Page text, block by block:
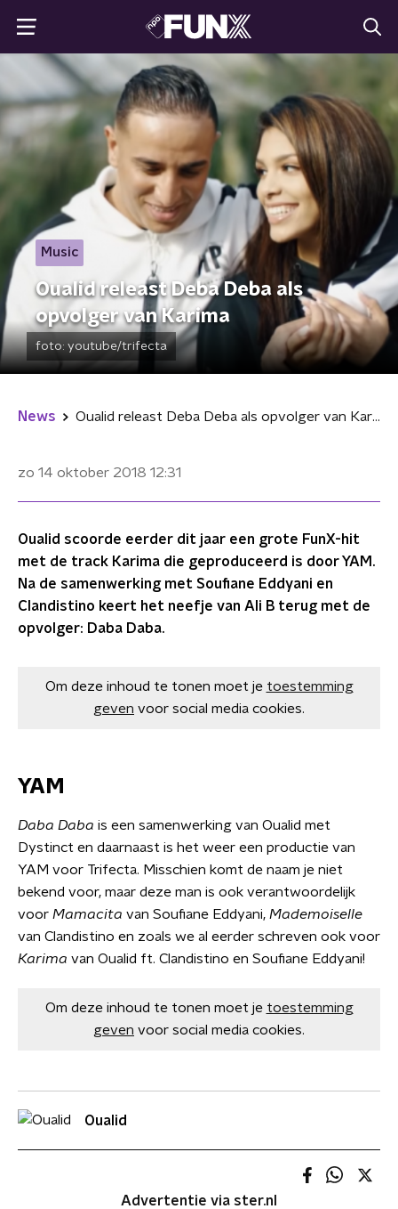
Music
Oualid releast Deba Deba als
opvolger van Karima
foto: youtube/trifecta
News Oualid releast Deba Deba als opvolger van Karima
zo 14 oktober 2018 12:31
Oualid scoorde eerder dit jaar een grote FunX-hit
met de track Karima die geproduceerd is door YAM.
Na de samenwerking met Soufiane Eddyani en
Clandistino keert het neefje van Ali B terug met de
opvolger: Daba Daba.
Om deze inhoud te tonen moet je toestemming
geven voor social media cookies.
YAM
Daba Daba is een samenwerking van Oualid met
Dystinct en daarnaast is het weer een productie van
YAM voor Trifecta. Misschien komt de naam je niet
bekend voor, maar deze man is ook verantwoordelijk
voor Mamacita van Soufiane Eddyani, Mademoiselle
van Clandistino en zoals we al eerder schreven ook voor
Karima van Oualid ft. Clandistino en Soufiane Eddyani!
Om deze inhoud te tonen moet je toestemming
geven voor social media cookies.
Oualid
Advertentie via ster.nl